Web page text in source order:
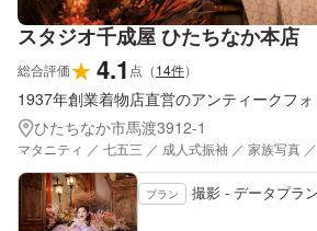
スタジオ千成屋 ひたちなか本店
総合評価★4.1 点 （14件）
1937年創業着物店直営のアンティークフ
ひたちなか市馬渡3912-1
マタニティ ／ 七五三 ／ 成人式振袖 ／ 家族写真
プラン 撮影 - データプラン